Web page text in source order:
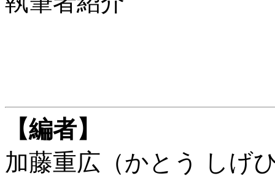
【編者】
加藤重広（かとう しげ